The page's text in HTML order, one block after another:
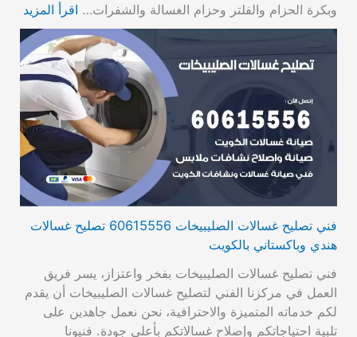
وبكرة الحزام والفلتر وحزام الغسالة والشفرات… اقرأ المزيد
فني تصليح غسالات الصليبيخات 60615556 تصليح غسالات
هندي وباكستاني بالكويت
فني تصليح غسالات الصليبيخات بفخر واعتزاز، يسر فريق
العمل في مركزنا الفني لتصليح غسالات الصليبيخات أن يقدم
لكم خدماته المتميزة والاحترافية، نحن نعمل جاهدين على
تلبية احتياجاتكم وإصلاح غسالاتكم بأعلى جودة. فنيونا